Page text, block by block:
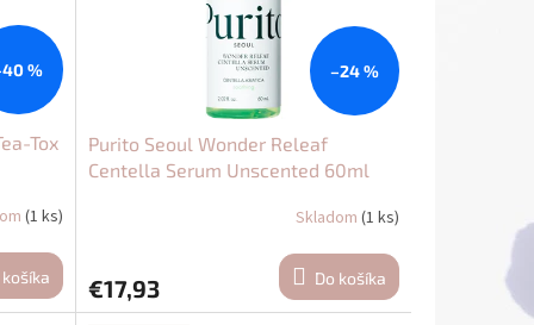
%
Tox
(1 ks)
košíka
–24 %
Purito Seoul Wonder Releaf
Centella Serum Unscented 60ml
Skladom (1 ks)
€17,93 Do košíka